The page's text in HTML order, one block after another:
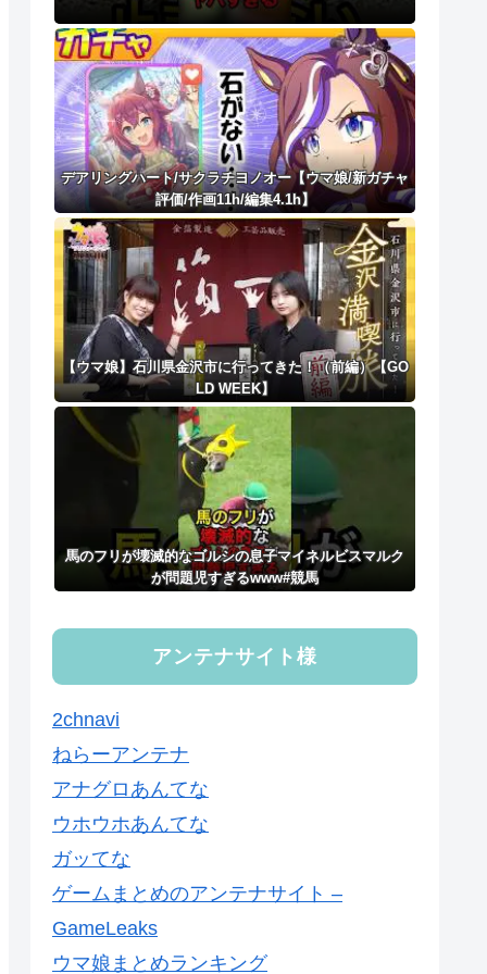
デアリングハート/サクラチヨノオー【ウマ娘/新ガチャ
評価/作画11h/編集4.1h】
【ウマ娘】石川県金沢市に行ってきた！（前編）【GO
LD WEEK】
馬のフリが壊滅的なゴルシの息子マイネルビスマルク
が問題児すぎるwww#競馬
アンテナサイト様
2chnavi
ねらーアンテナ
アナグロあんてな
ウホウホあんてな
ガッてな
ゲームまとめのアンテナサイト –
GameLeaks
ウマ娘まとめランキング